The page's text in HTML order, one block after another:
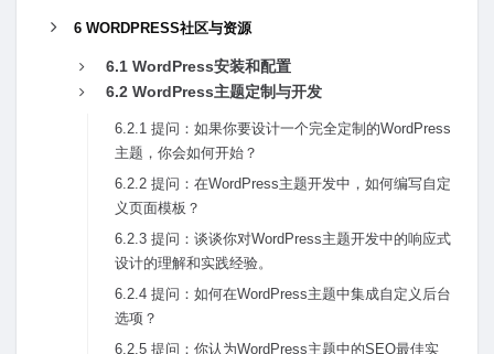
6 WORDPRESS社区与资源
6.1 WordPress安装和配置
6.2 WordPress主题定制与开发
6.2.1 提问：如果你要设计⼀个完全定制的WordPress
主题，你会如何开始？
6.2.2 提问：在WordPress主题开发中，如何编写⾃定
义页⾯模板？
6.2.3 提问：谈谈你对WordPress主题开发中的响应式
设计的理解和实践经验。
6.2.4 提问：如何在WordPress主题中集成⾃定义后台
选项？
6.2.5 提问：你认为WordPress主题中的SEO最佳实